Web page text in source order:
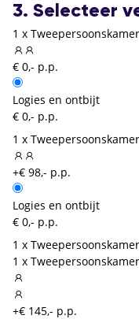
3. Selecteer
1 x Tweepersoonskamer
€ 0,- p.p.
Logies en ontbijt
€ 0,- p.p.
1 x
+€ 98,- p.p.
Logies en ontbijt
€ 0,- p.p.
1 x
1 x
+€ 145,- p.p.